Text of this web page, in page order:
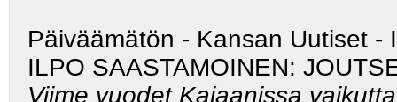
Päiväämätön - Kansan Uutiset -
ILPO SAASTAMOINEN:
Viime vuodet Kajaanissa